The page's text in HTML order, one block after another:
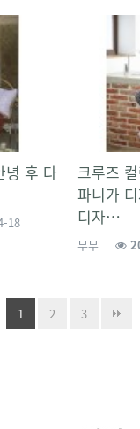
녕 후 다
18
크루즈
파니가
디자…
무무
1 2 3